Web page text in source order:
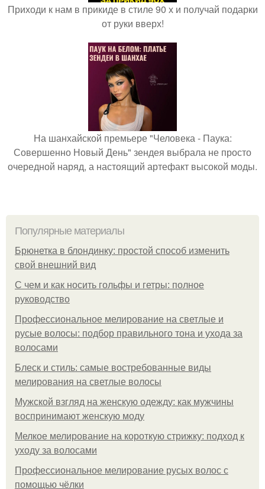
Приходи к нам в прикиде в стиле 90 х и получай подарки
от руки вверх!
На шанхайской премьере "Человека - Паука:
Совершенно Новый День" зендея выбрала не просто
очередной наряд, а настоящий артефакт высокой моды.
Популярные материалы
Брюнетка в блондинку: простой способ изменить
свой внешний вид
С чем и как носить гольфы и гетры: полное
руководство
Профессиональное мелирование на светлые и
русые волосы: подбор правильного тона и ухода за
волосами
Блеск и стиль: самые востребованные виды
мелирования на светлые волосы
Мужской взгляд на женскую одежду: как мужчины
воспринимают женскую моду
Мелкое мелирование на короткую стрижку: подход к
уходу за волосами
Профессиональное мелирование русых волос с
помощью чёлки